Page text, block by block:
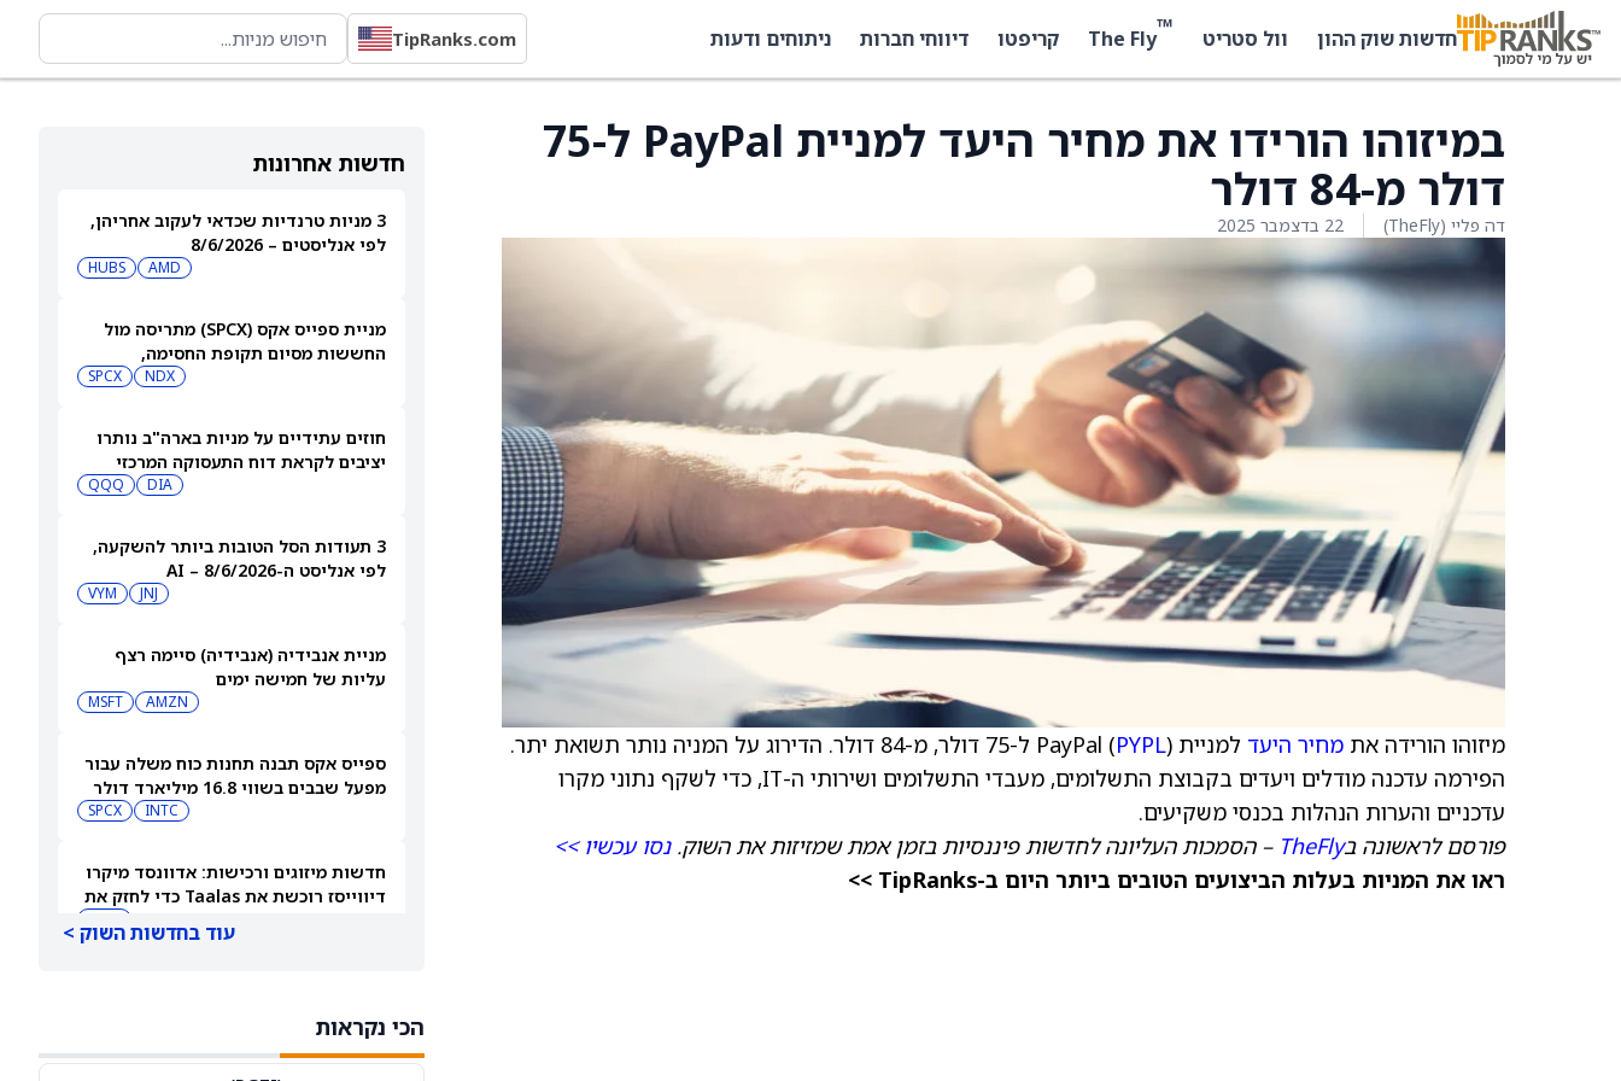
חדשות שוק ההון וול סטריט ™
The Fly קריפטו דיווחי חברות ניתוחים ודעות TipRanks.com
חדשות אחרונות
3 מניות טרנדיות שכדאי לעקוב אחריהן,
לפי אנליסטים – 8/6/2026
AMD
HUBS
מניית ספייס אקס (SPCX) מתריסה מול
החששות מסיום תקופת החסימה,
NDX
SPCX
חוזים עתידיים על מניות בארה"ב נותרו
יציבים לקראת דוח התעסוקה המרכזי
DIA
QQQ
3 תעודות הסל הטובות ביותר להשקעה,
לפי אנליסט ה-AI – 8/6/2026
JNJ
VYM
מניית אנבידיה (אנבידיה) סיימה רצף
עליות של חמישה ימים
AMZN
MSFT
ספייס אקס תבנה תחנות כוח משלה עבור
מפעל שבבים בשווי 16.8 מיליארד דולר
INTC
SPCX
חדשות מיזוגים ורכישות: אדוונסד מיקרו
דיווייסז רוכשת את Taalas כדי לחזק את
עוד בחדשות השוק >
הכי נקראות
במיזוהו הורידו את מחיר היעד למניית PayPal ל-75
דולר מ-84 דולר
דה פליי (TheFly) 22 בדצמבר 2025
מיזוהו הורידה את מחיר היעד למניית PayPal ( PYPL
) ל-75 דולר, מ-84 דולר. הדירוג על המניה נותר תשואת יתר.
הפירמה עדכנה מודלים ויעדים בקבוצת התשלומים, מעבדי התשלומים ושירותי ה-IT, כדי לשקף נתוני מקרו
עדכניים והערות הנהלות בכנסי משקיעים.
פורסם לראשונה בTheFly – הסמכות העליונה לחדשות פיננסיות בזמן אמת שמזיזות את השוק.נסו עכשיו >>
ראו את המניות בעלות הביצועים הטובים ביותר היום ב-TipRanks >>